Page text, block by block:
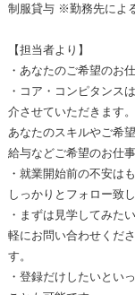
制服貸与 ※勤務先によ
【担当者より】
・あなたのご希望のお
・コア・コンピタンス
介させていただきます
あなたのスキルやご希
給与などご希望のお仕
・就業開始前の不安は
しっかりとフォロー致
・まずは見学してみた
軽にお問い合わせくだ
す。
・登録だけしたいとい